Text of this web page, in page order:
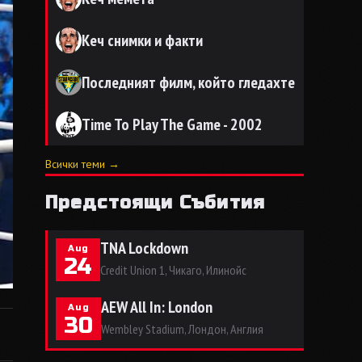
Кеч снимки и факти
Последният филм, който гледахте
Time To Play The Game - 2002
Всички теми →
Предстоящи Събития
Aug
24
TNA Lockdown
Credit Union 1, Чикаго, Илинойс
Aug
30
AEW All In: London
Wembley Stadium, Лондон, Англия